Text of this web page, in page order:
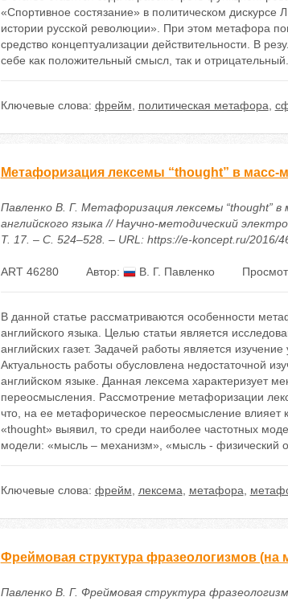
«Спортивное состязание» в политическом
истории русской революции». При этом метафора
средство концептуализации действительности. В
себе как положительный смысл, так и отрицательный.
Ключевые слова: фрейм политическая метафора
Метафоризация лексемы “thought” в масс-
Павленко В. Г. Метафоризация лексемы “thought” в
английского языка // Научно-методический
Т. 17. – С. 524–528. – URL: https://e-koncept.ru/2016/
ART 46280 Автор: В. Г. Павленко
В данной статье рассматриваются особенности
английского языка. Целью статьи является
английских газет. Задачей работы является
Актуальность работы обусловлена недостаточной
английском языке. Данная лексема характеризует
переосмысления. Рассмотрение метафоризации
что, на ее метафорическое переосмысление влияет
«thought» выявил, то среди наиболее частотных
модели: «мысль – механизм», «мысль - физический
Ключевые слова: фрейм лексема метафора
Фреймовая структура фразеологизмов (на
Павленко В. Г. Фреймовая структура